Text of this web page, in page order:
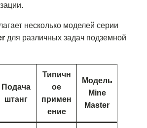
несколько моделей серии
для различных задач подземной
Подача
штанг
Типичн
ое
примен
ение
Модель
Mine
Master